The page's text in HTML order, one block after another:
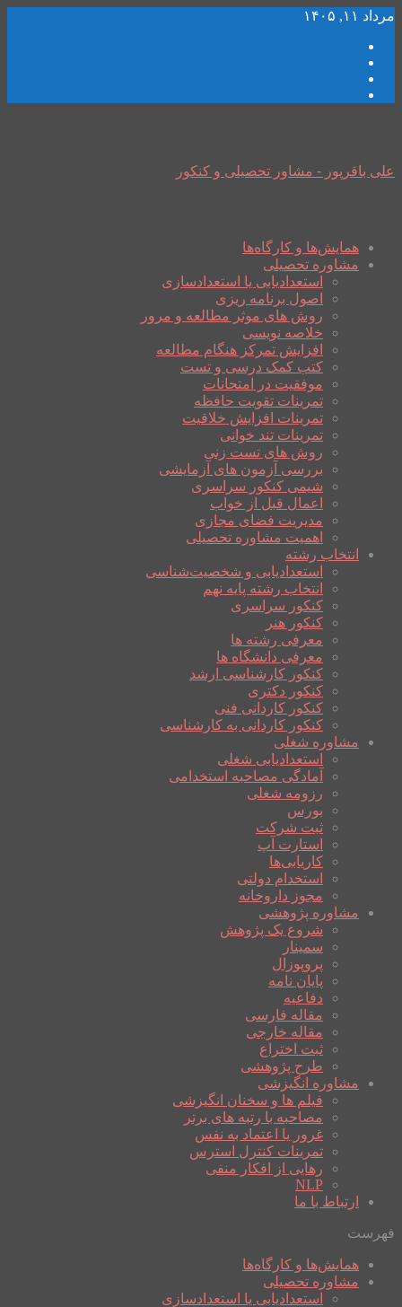
مرداد ۱۱, ۱۴۰۵
علی باقرپور - مشاور تحصیلی و کنکور
همایش‌ها و کارگاه‌ها
مشاوره تحصیلی
استعدادیابی یا استعدادسازی
اصول برنامه ریزی
روش های موثر مطالعه و مرور
خلاصه نویسی
افزایش تمرکز هنگام مطالعه
کتب کمک درسی و تست
موفقیت در امتحانات
تمرینات تقویت حافظه
تمرینات افزایش خلاقیت
تمرینات تند خوانی
روش های تست زنی
بررسی آزمون های آزمایشی
شیمی کنکور سراسری
اعمال قبل از خواب
مدیریت فضای مجازی
اهمیت مشاوره تحصیلی
انتخاب رشته
استعدادیابی و شخصیت‌شناسی
انتخاب رشته پایه نهم
کنکور سراسری
کنکور هنر
معرفی رشته ها
معرفی دانشگاه ها
کنکور کارشناسی ارشد
کنکور دکتری
کنکور کاردانی فنی
کنکور کاردانی به کارشناسی
مشاوره شغلی
استعدادیابی شغلی
آمادگی مصاحبه استخدامی
رزومه شغلی
بورس
ثبت شرکت
استارت آپ
کاریابی‌ها
استخدام دولتی
مجوز داروخانه
مشاوره پژوهشی
شروع یک پژوهش
سمینار
پروپوزال
پایان نامه
دفاعیه
مقاله فارسی
مقاله خارجی
ثبت اختراع
طرح پژوهشی
مشاوره انگیزشی
فیلم ها و سخنان انگیزشی
مصاحبه با رتبه های برتر
غرور یا اعتماد به نفس
تمرینات کنترل استرس
رهایی از افکار منفی
NLP
ارتباط با ما
فهرست
همایش‌ها و کارگاه‌ها
مشاوره تحصیلی
استعدادیابی یا استعدادسازی